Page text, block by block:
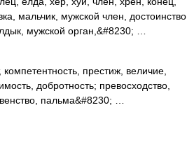
мальчик, мужской член, достоинство,
мужской орган,&#8230; …
престиж, величие,
добротность; превосходство,
пальма&#8230; …